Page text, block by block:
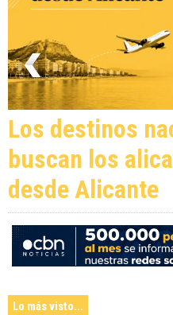
Los destinos
buscan los
desde Alicante
Lo más visto...